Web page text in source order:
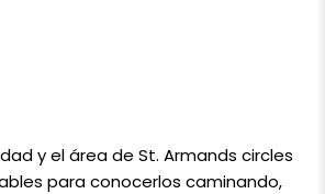
y el área de St. Armands circles
para conocerlos caminando,